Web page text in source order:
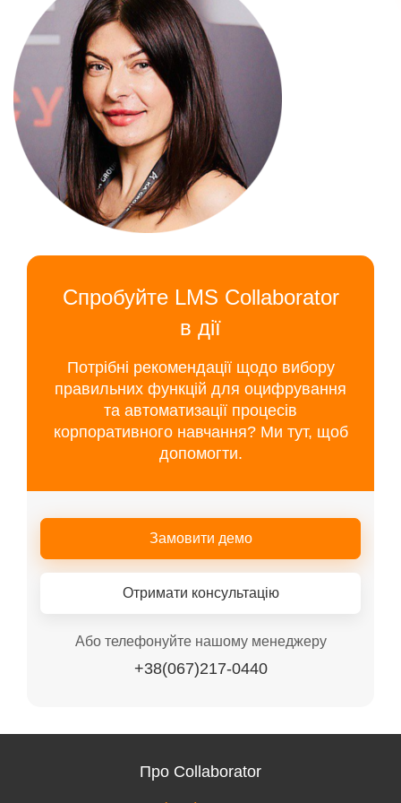
Спробуйте LMS Collaborator
в дії
Потрібні рекомендації щодо вибору
правильних функцій для оцифрування
та автоматизації процесів
корпоративного навчання? Ми тут, щоб
допомогти.
Замовити демо
Отримати консультацію
Або телефонуйте нашому менеджеру
+38(067)217-0440
Про Collaborator